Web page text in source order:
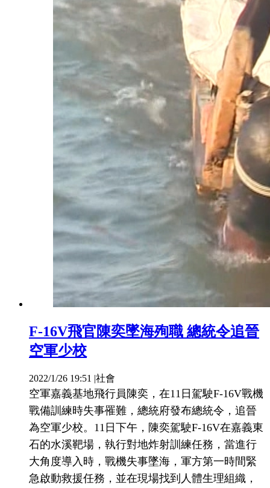
F-16V飛官陳奕墜海殉職 總統令追晉
空軍少校
2022/1/26 19:51 |社會
空軍嘉義基地飛行員陳奕，在11日駕駛F-16V戰機
戰備訓練時失事罹難，總統府發布總統令，追晉
為空軍少校。11日下午，陳奕駕駛F-16V在嘉義東
石的水溪靶場，執行對地炸射訓練任務，當進行
大角度導入時，戰機失事墜海，軍方第一時間緊
急啟動救援任務，並在現場找到人體生理組織，